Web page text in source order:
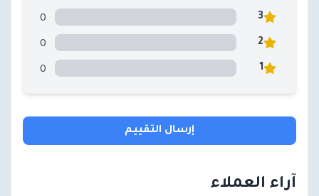
3
0
2
0
1
0
إرسال التقييم
آراء العملاء